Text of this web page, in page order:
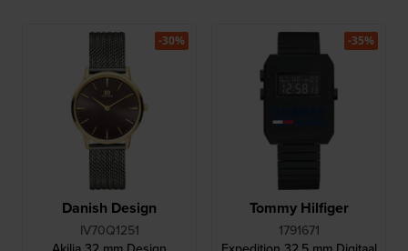
Danish Design
IV70Q1251
-30%
Tommy Hilfiger
1791671
-35%